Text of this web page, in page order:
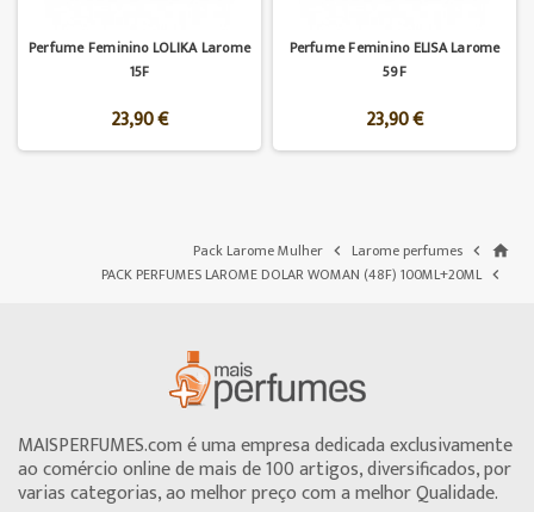
Perfume Feminino LOLIKA Larome
15F
23,90 €
Perfume Feminino ELISA Larome
59F
23,90 €
home

Larome perfumes

Pack Larome Mulher

PACK PERFUMES LAROME DOLAR WOMAN (48F) 100ML+20ML
MAISPERFUMES.com é uma empresa dedicada exclusivamente
ao comércio online de mais de 100 artigos, diversificados, por
varias categorias, ao melhor preço com a melhor Qualidade.